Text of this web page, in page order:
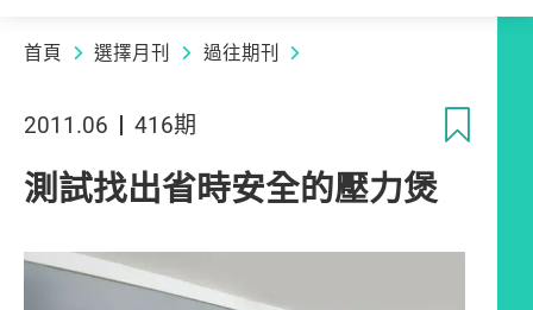
首頁 選擇月刊 過往期刊
2011.06 416期
測試找出省時安全的壓力煲